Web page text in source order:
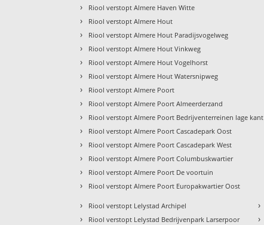
› Riool verstopt Almere Haven Witte
› Riool verstopt Almere Hout
› Riool verstopt Almere Hout Paradijsvogelweg
› Riool verstopt Almere Hout Vinkweg
› Riool verstopt Almere Hout Vogelhorst
› Riool verstopt Almere Hout Watersnipweg
› Riool verstopt Almere Poort
› Riool verstopt Almere Poort Almeerderzand
› Riool verstopt Almere Poort Bedrijventerreinen lage kant
› Riool verstopt Almere Poort Cascadepark Oost
› Riool verstopt Almere Poort Cascadepark West
› Riool verstopt Almere Poort Columbuskwartier
› Riool verstopt Almere Poort De voortuin
› Riool verstopt Almere Poort Europakwartier Oost
› Riool verstopt Lelystad Archipel
› Riool verstopt Lelystad Bedrijvenpark Larserpoor
›
›